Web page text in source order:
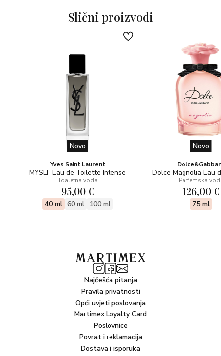
Slični proizvodi
Novo
Yves Saint Laurent
MYSLF Eau de Toilette Intense
Toaletna voda
95,00 €
40 ml 60 ml 100 ml
Novo
Dolce Magnolia Eau
Parfemska
126,00 €
75 ml
Najčešća pitanja
Pravila privatnosti
Opći uvjeti poslovanja
Martimex Loyalty Card
Poslovnice
Povrat i reklamacija
Dostava i isporuka